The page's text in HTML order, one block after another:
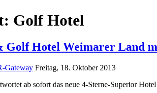
Golf Hotel
Golf Hotel Weimarer Land
Gateway Freitag, 18. Oktober 2013
ab sofort das neue 4-Sterne-Superior